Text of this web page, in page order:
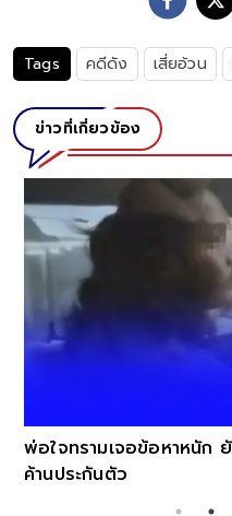
Tags คดีดัง เสี่ยอ้วน
ข่าวที่เกี่ยวข้อง
พ่อใจทรามเจอข้อหาหนัก
ค้านประกันตัว